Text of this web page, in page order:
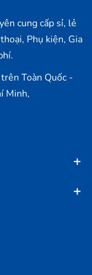
cung cấp sỉ, lẻ
Phụ kiện, Gia
Toàn Quốc -
Minh,